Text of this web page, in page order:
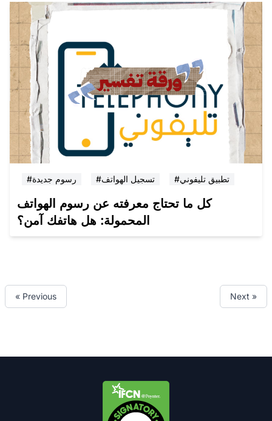
#رسوم جديدة #تسجيل الهواتف #تطبيق تليفوني
كل ما تحتاج معرفته عن رسوم الهواتف
المحمولة: هل هاتفك آمن؟
« Previous Next »